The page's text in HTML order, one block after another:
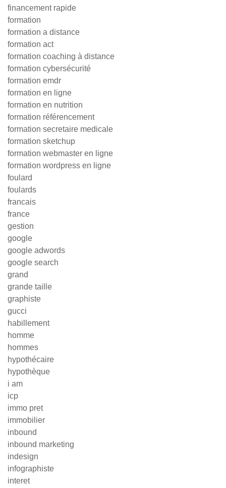
financement rapide
formation
formation a distance
formation act
formation coaching à distance
formation cybersécurité
formation emdr
formation en ligne
formation en nutrition
formation référencement
formation secretaire medicale
formation sketchup
formation webmaster en ligne
formation wordpress en ligne
foulard
foulards
francais
france
gestion
google
google adwords
google search
grand
grande taille
graphiste
gucci
habillement
homme
hommes
hypothécaire
hypothèque
i am
icp
immo pret
immobilier
inbound
inbound marketing
indesign
infographiste
interet